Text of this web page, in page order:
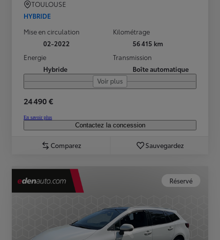
TOULOUSE
HYBRIDE
Mise en circulation
02-2022
Kilométrage
56 415 km
Energie
Hybride
Transmission
Boîte automatique
Voir plus
24 490 €
En savoir plus
Contactez la concession
Comparez Sauvegardez
Réservé